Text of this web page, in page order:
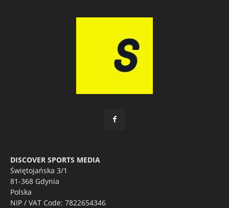
DISCOVER SPORTS MEDIA
Świętojańska 3/1
81-368 Gdynia
Polska
NIP / VAT Code: 7822654346